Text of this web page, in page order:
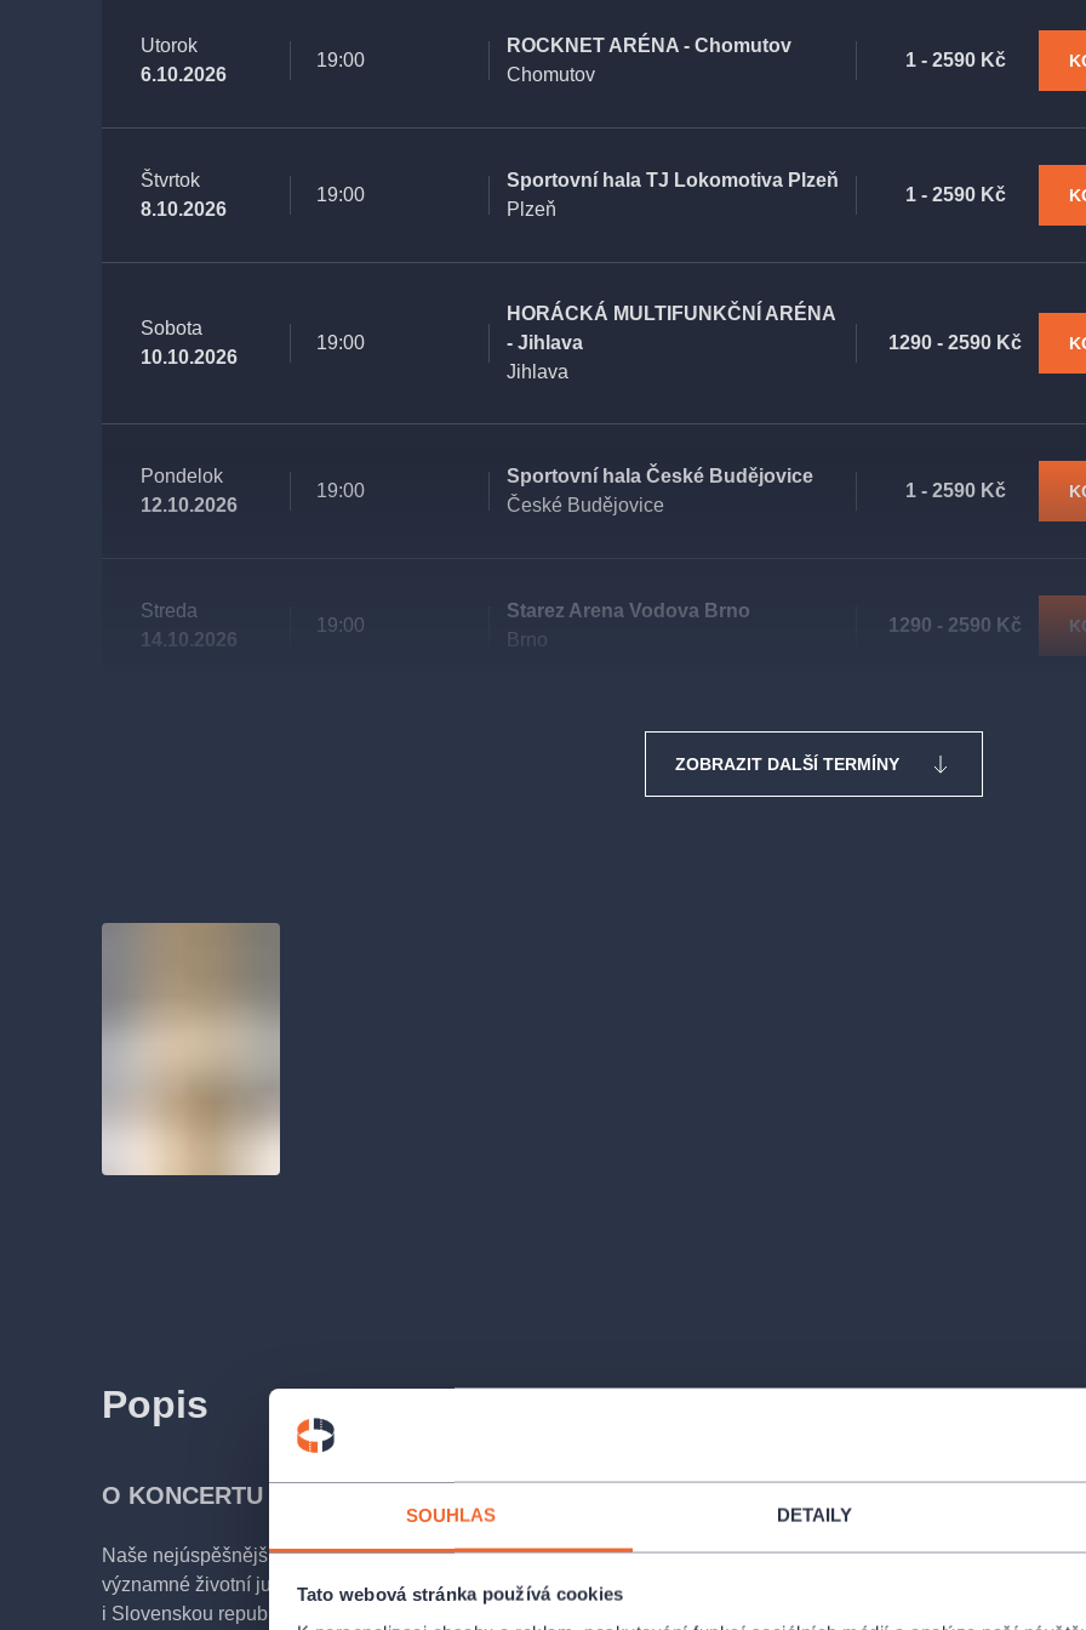
SOUHLAS DETAILY
Tato webová stránka používá cookies
Utorok
6.10.2026
19:00
ROCKNET ARÉNA - Chomutov
Chomutov
1 - 2590 Kč
Štvrtok
8.10.2026
19:00
Sportovní hala TJ Lokomotiva Plzeň
Plzeň
1 - 2590 Kč
Sobota
10.10.2026
19:00
HORÁCKÁ MULTIFUNKČNÍ ARÉNA
- Jihlava
Jihlava
1290 - 2590 Kč
Pondelok
12.10.2026
19:00
Sportovní hala České Budějovice
České Budějovice
1 - 2590 Kč
Streda
14.10.2026
19:00
Starez Arena Vodova Brno
Brno
1290 - 2590 Kč
ZOBRAZIT DALŠÍ TERMÍNY
Popis
O KONCERTU
Naše nejúspěšnější zpěvačkaLucie Bíláse rozhodla oslavit své
významné životní jubileum na pódiích napříč celou Českou
i Slovenskou republikou i s
Mostecká 5773, Chomutov